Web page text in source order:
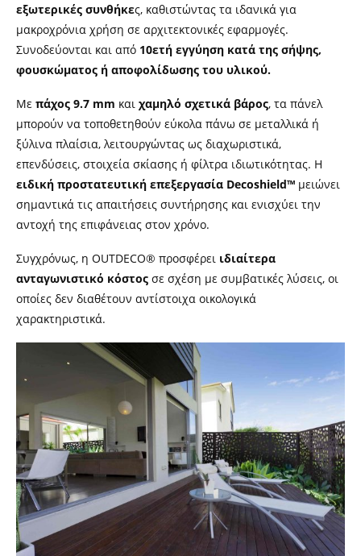
εξωτερικές συνθήκες, καθιστώντας τα ιδανικά για
μακροχρόνια χρήση σε αρχιτεκτονικές εφαρμογές.
Συνοδεύονται και από 10ετή εγγύηση κατά της σήψης,
φουσκώματος ή αποφολίδωσης του υλικού.
Με πάχος 9.7 mm και χαμηλό σχετικά βάρος, τα πάνελ
μπορούν να τοποθετηθούν εύκολα πάνω σε μεταλλικά ή
ξύλινα πλαίσια, λειτουργώντας ως διαχωριστικά,
επενδύσεις, στοιχεία σκίασης ή φίλτρα ιδιωτικότητας. Η
ειδική προστατευτική επεξεργασία Decoshield™ μειώνει
σημαντικά τις απαιτήσεις συντήρησης και ενισχύει την
αντοχή της επιφάνειας στον χρόνο.
Συγχρόνως, η OUTDECO® προσφέρει ιδιαίτερα
ανταγωνιστικό κόστος σε σχέση με συμβατικές λύσεις, οι
οποίες δεν διαθέτουν αντίστοιχα οικολογικά
χαρακτηριστικά.